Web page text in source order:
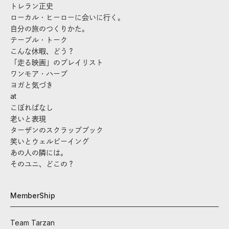
トレラン正史
ローカル・ヒーローに会いに行く。
自分の旅のつくりかた。
テーブル・トーク
こんな休暇、どう？
「走る映画」のプレイリスト
ワンモア・ハーブ
ヨガと気づき
at
こぼればなし
老いと表現
ターザンのスクラップブック
笑いとウェルビーイング
あの人の隣には。
そのユニ、どこの？
MemberShip
Team Tarzan